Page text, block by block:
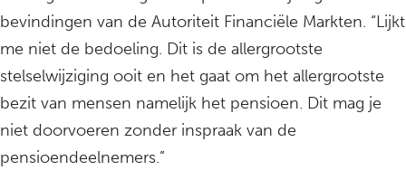
bevindingen van de Autoriteit Financiële Markten. “Lijkt
me niet de bedoeling. Dit is de allergrootste
stelselwijziging ooit en het gaat om het allergrootste
bezit van mensen namelijk het pensioen. Dit mag je
niet doorvoeren zonder inspraak van de
pensioendeelnemers.”